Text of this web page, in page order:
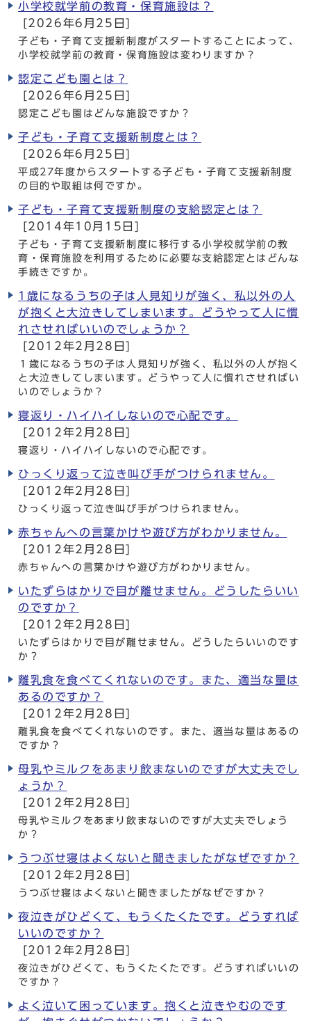
小学校就学前の教育・保育施設は？
[2026年6月25日]
子ども・子育て支援新制度がスタートすることによって、
小学校就学前の教育・保育施設は変わりますか？
認定こども園とは？
[2026年6月25日]
認定こども園はどんな施設ですか？
子ども・子育て支援新制度とは？
[2026年6月25日]
平成27年度からスタートする子ども・子育て支援新制度
の目的や取組は何ですか。
子ども・子育て支援新制度の支給認定とは？
[2014年10月15日]
子ども・子育て支援新制度に移行する小学校就学前の教
育・保育施設を利用するために必要な支給認定とはどんな
手続きですか。
1歳になるうちの子は人見知りが強く、私以外の人
が抱くと大泣きしてしまいます。どうやって人に慣
れさせればいいのでしょうか？
[2012年2月28日]
１歳になるうちの子は人見知りが強く、私以外の人が抱く
と大泣きしてしまいます。どうやって人に慣れさせればい
いのでしょうか？
寝返り・ハイハイしないので心配です。
[2012年2月28日]
寝返り・ハイハイしないので心配です。
ひっくり返って泣き叫び手がつけられません。
[2012年2月28日]
ひっくり返って泣き叫び手がつけられません。
赤ちゃんへの言葉かけや遊び方がわかりません。
[2012年2月28日]
赤ちゃんへの言葉かけや遊び方がわかりません。
いたずらはかりで目が離せません。どうしたらいい
のですか？
[2012年2月28日]
いたずらはかりで目が離せません。どうしたらいいのです
か？
離乳食を食べてくれないのです。また、適当な量は
あるのですか？
[2012年2月28日]
離乳食を食べてくれないのです。また、適当な量はあるの
ですか？
母乳やミルクをあまり飲まないのですが大丈夫でし
ょうか？
[2012年2月28日]
母乳やミルクをあまり飲まないのですが大丈夫でしょう
か？
うつぶせ寝はよくないと聞きましたがなぜですか？
[2012年2月28日]
うつぶせ寝はよくないと聞きましたがなぜですか？
夜泣きがひどくて、もうくたくたです。どうすれば
いいのですか？
[2012年2月28日]
夜泣きがひどくて、もうくたくたです。どうすればいいの
ですか？
よく泣いて困っています。抱くと泣きやむのです